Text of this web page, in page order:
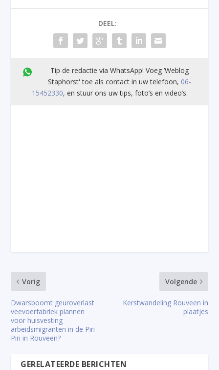
DEEL:
Tip de redactie via WhatsApp! Voeg ’Weblog
Staphorst' toe als contact in uw telefoon, 06-
15452330, en stuur ons uw tips, foto’s en video’s.
Vorig
Dwarsboomt geuroverlast
veevoerfabriek plannen
voor huisvesting
arbeidsmigranten in de Piri
Piri in Rouveen?
Volgende
Kerstwandeling Rouveen in
plaatjes
GERELATEERDE BERICHTEN